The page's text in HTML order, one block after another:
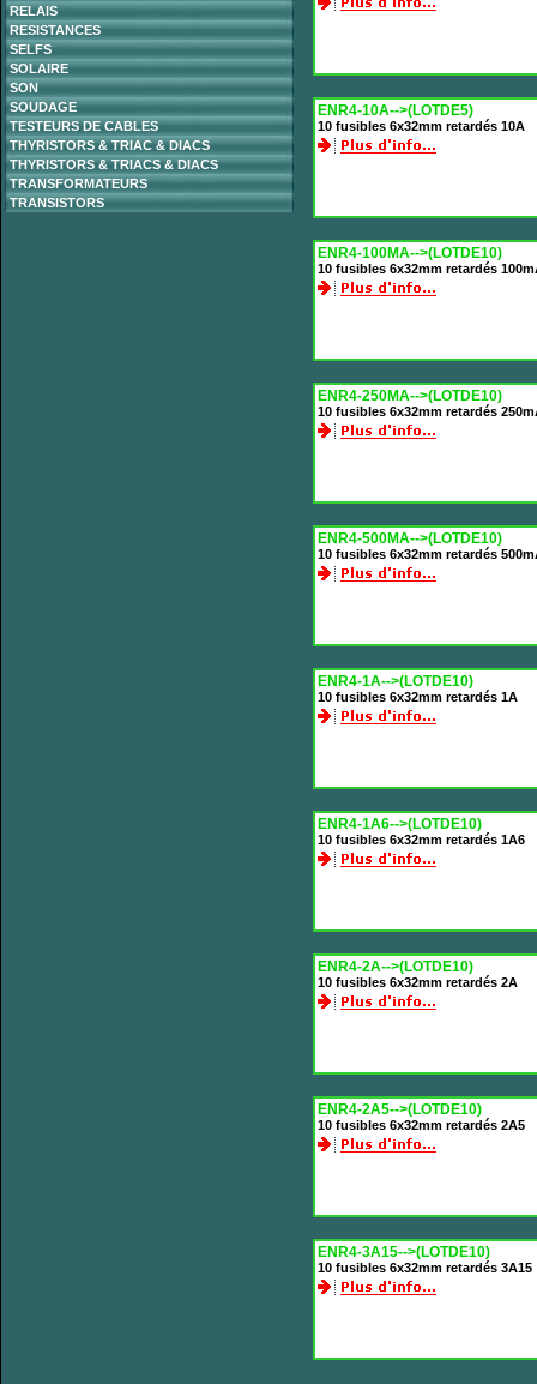
RELAIS
RESISTANCES
SELFS
SOLAIRE
SON
SOUDAGE
TESTEURS DE CABLES
THYRISTORS & TRIAC & DIACS
THYRISTORS & TRIACS & DIACS
TRANSFORMATEURS
TRANSISTORS
ENR4-10A-->(LOTDE5)
10 fusibles 6x32mm retardés 10A
ENR4-100MA-->(LOTDE10)
10 fusibles 6x32mm retardés
ENR4-250MA-->(LOTDE10)
10 fusibles 6x32mm retardés
ENR4-500MA-->(LOTDE10)
10 fusibles 6x32mm retardés
ENR4-1A-->(LOTDE10)
10 fusibles 6x32mm retardés 1A
ENR4-1A6-->(LOTDE10)
10 fusibles 6x32mm retardés 1A6
ENR4-2A-->(LOTDE10)
10 fusibles 6x32mm retardés 2A
ENR4-2A5-->(LOTDE10)
10 fusibles 6x32mm retardés 2A5
ENR4-3A15-->(LOTDE10)
10 fusibles 6x32mm retardés 3A15